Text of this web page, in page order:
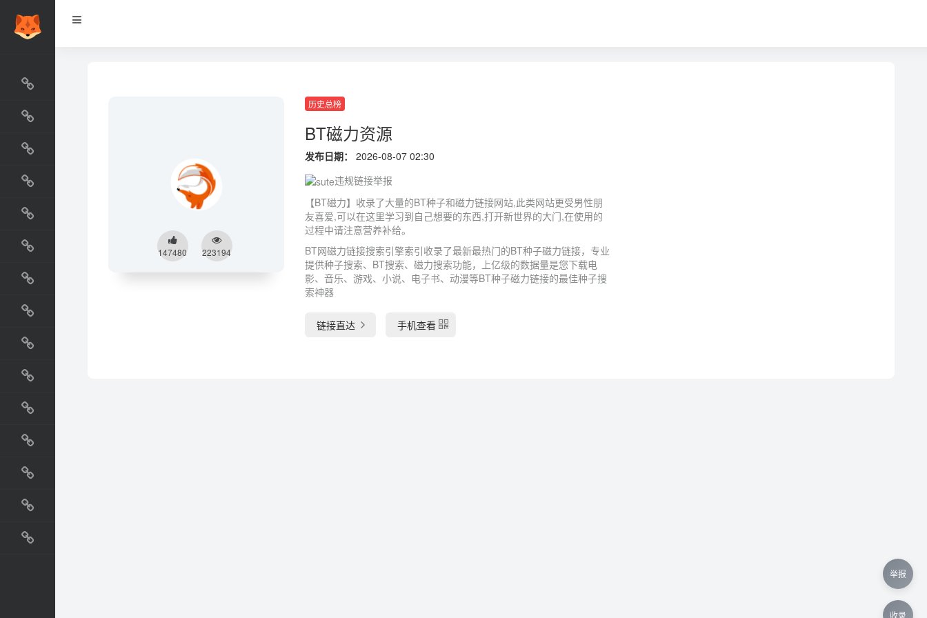
最新收录
网站资源榜
交流排行榜
金融排行榜
阅读排行榜
工具排行榜
设计排行榜
国外网站
生活
直播
动漫
电影
教程
纪录片
147480 223194
历史总榜
BT磁力资源
发布日期：
2026-08-07 02:30
违规链接举报
【BT磁力】收录了大量的BT种子和磁力链接网站,此类网站更受男性朋
友喜爱,可以在这里学习到自己想要的东西,打开新世界的大门,在使用的
过程中请注意营养补给。
BT网磁力链接搜索引擎索引收录了最新最热门的BT种子磁力链接，专业
提供种子搜索、BT搜索、磁力搜索功能，上亿级的数据量是您下载电
影、音乐、游戏、小说、电子书、动漫等BT种子磁力链接的最佳种子搜
索神器
链接直达 手机查看
举报
收录